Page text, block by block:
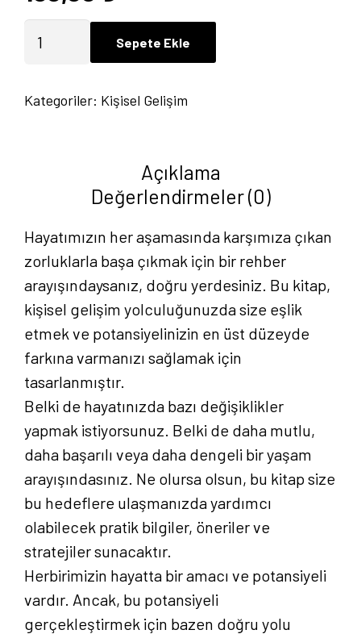
Kendin
Kişisel
Halil
Akın
Kalkan
adet
Sepete Ekle
Kategoriler: Kişisel Gelişim
Açıklama
Değerlendirmeler (0)
Hayatımızın her aşamasında karşımıza çıkan
zorluklarla başa çıkmak için bir rehber
arayışındaysanız, doğru yerdesiniz. Bu kitap,
kişisel gelişim yolculuğunuzda size eşlik
etmek ve potansiyelinizin en üst düzeyde
farkına varmanızı sağlamak için
tasarlanmıştır.
Belki de hayatınızda bazı değişiklikler
yapmak istiyorsunuz. Belki de daha mutlu,
daha başarılı veya daha dengeli bir yaşam
arayışındasınız. Ne olursa olsun, bu kitap size
bu hedeflere ulaşmanızda yardımcı
olabilecek pratik bilgiler, öneriler ve
stratejiler sunacaktır.
Herbirimizin hayatta bir amacı ve potansiyeli
vardır. Ancak, bu potansiyeli
gerçekleştirmek için bazen doğru yolu